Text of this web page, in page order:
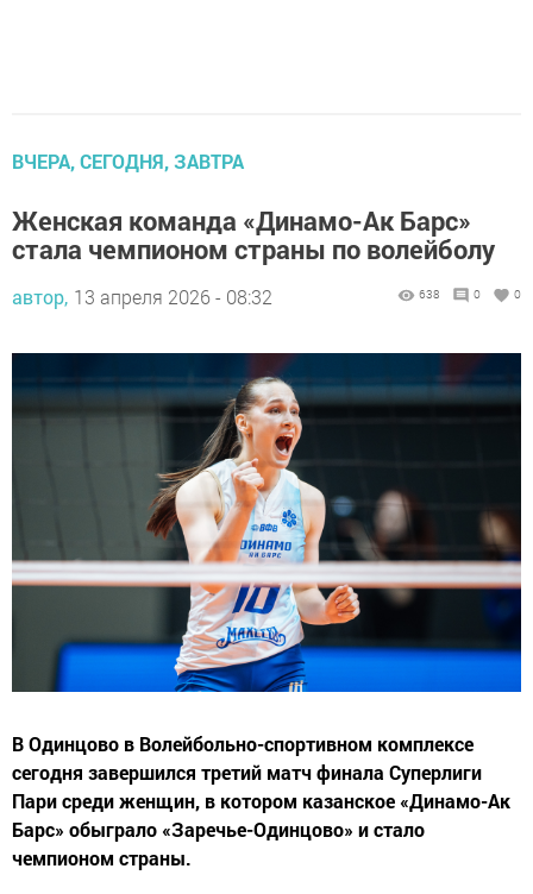
ВЧЕРА, СЕГОДНЯ, ЗАВТРА
Женская команда «Динамо-Ак Барс»
стала чемпионом страны по волейболу
автор, 13 апреля 2026 - 08:32 638 0 0
В Одинцово в Волейбольно-спортивном комплексе
сегодня завершился третий матч финала Суперлиги
Пари среди женщин, в котором казанское «Динамо-Ак
Барс» обыграло «Заречье-Одинцово» и стало
чемпионом страны.